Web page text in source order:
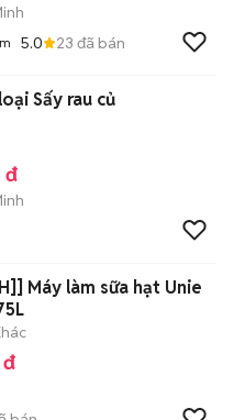
5.0 23 đã bán
Sấy rau củ
đ
Máy làm sữa hạt Unie